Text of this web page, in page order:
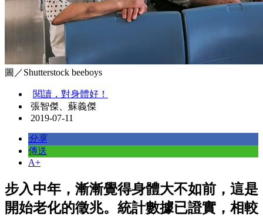
圖／Shutterstock beeboys
閱讀，對身體好！
張智傑、蘇義傑
2019-07-11
分享
傳送
A+
步入中年，漸漸覺得身體大不如前，這是
開始老化的徵兆。統計數據已證實，相較